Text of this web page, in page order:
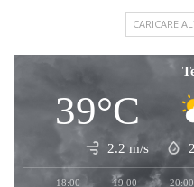
CARICARE
39°C
2.2 m/s
18:00 19:00 20:00